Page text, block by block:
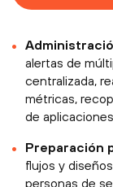
alertas de
centralizada,
métricas,
de
Preparación
flujos y
personas de